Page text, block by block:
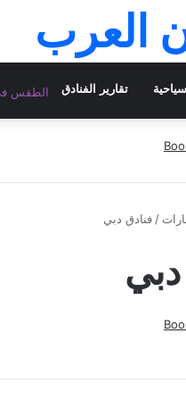
العرب
تقارير الفنادق الطقس
/ فنادق دبي